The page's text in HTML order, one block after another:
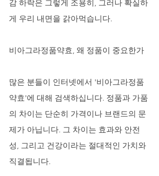
감 하락은 그렇게 조용히, 그러나 확실하
게 우리 내면을 갉아먹습니다.
비아그라정품약효, 왜 정품이 중요한가
많은 분들이 인터넷에서 '비아그라정품
약효'에 대해 검색하십니다. 정품과 가품
의 차이는 단순히 가격이나 브랜드의 문
제가 아닙니다. 그 차이는 효과와 안전
성, 그리고 건강이라는 절대적인 가치와
직결됩니다.